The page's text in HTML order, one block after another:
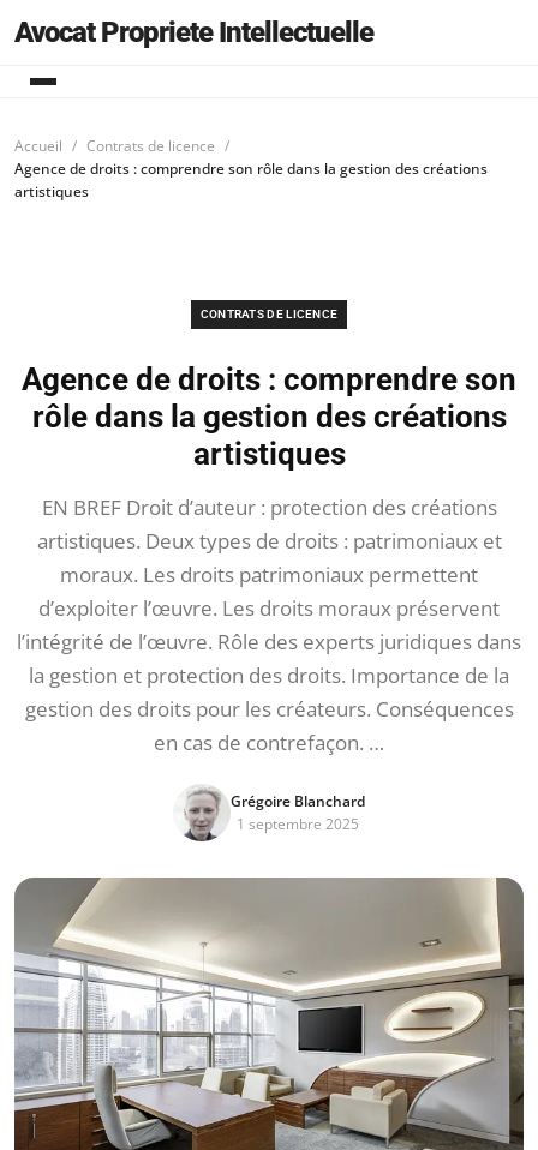
Avocat Propriete Intellectuelle
Accueil
Contrats de licence
Agence de droits : comprendre son rôle dans la gestion des créations
artistiques
CONTRATS DE LICENCE
Agence de droits : comprendre son
rôle dans la gestion des créations
artistiques
EN BREF Droit d’auteur : protection des créations
artistiques. Deux types de droits : patrimoniaux et
moraux. Les droits patrimoniaux permettent
d’exploiter l’œuvre. Les droits moraux préservent
l’intégrité de l’œuvre. Rôle des experts juridiques dans
la gestion et protection des droits. Importance de la
gestion des droits pour les créateurs. Conséquences
en cas de contrefaçon. …
Grégoire Blanchard
1 septembre 2025